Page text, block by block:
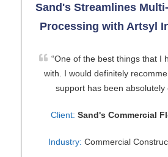
Sand's Streamlines
Processing with Artsyl
“One of the best things that I
with. I would definitely
support has been absolutely
Client: Sand's Commercial
Industry: Commercial